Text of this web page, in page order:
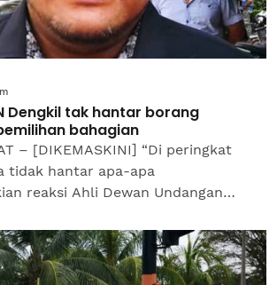
Dengkil tak hantar borang
bahagian
– [DIKEMASKINI] “Di peringkat
tidak hantar apa-apa
reaksi Ahli Dewan Undangan
ada...